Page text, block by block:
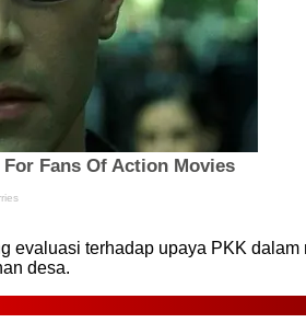
evaluasi terhadap upaya PKK
desa.